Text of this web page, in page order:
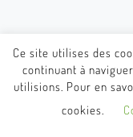
Ce site utilises des
continuant à
utilisions. Pour en
cookies.